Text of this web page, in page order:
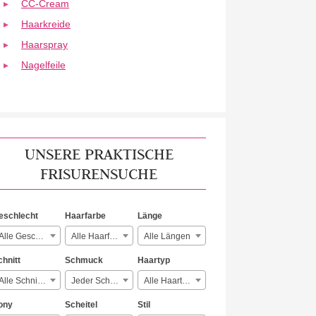
CC-Cream
Haarkreide
Haarspray
Nagelfeile
UNSERE PRAKTISCHE
FRISURENSUCHE
Alle Geschlechter
Haarfarbe
Alle Haarfarben
Länge
Alle Längen
Alle Schnitte
Schmuck
Jeder Schmuck
Haartyp
Alle Haartypen
Scheitel Stil